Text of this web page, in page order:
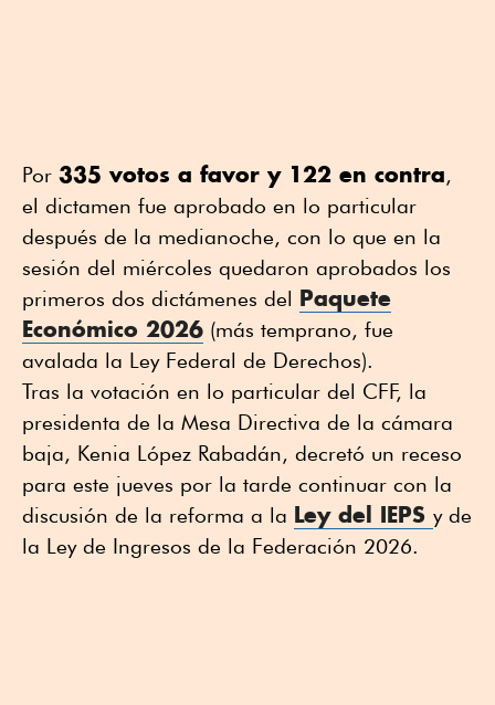
Por 335 votos a favor y 122 en contra,
el dictamen fue aprobado en lo particular
después de la medianoche, con lo que en la
sesión del miércoles quedaron aprobados los
primeros dos dictámenes del Paquete
Económico 2026 (más temprano, fue
avalada la Ley Federal de Derechos).
Tras la votación en lo particular del CFF, la
presidenta de la Mesa Directiva de la cámara
baja, Kenia López Rabadán, decretó un receso
para este jueves por la tarde continuar con la
discusión de la reforma a la Ley del IEPS y de
la Ley de Ingresos de la Federación 2026.